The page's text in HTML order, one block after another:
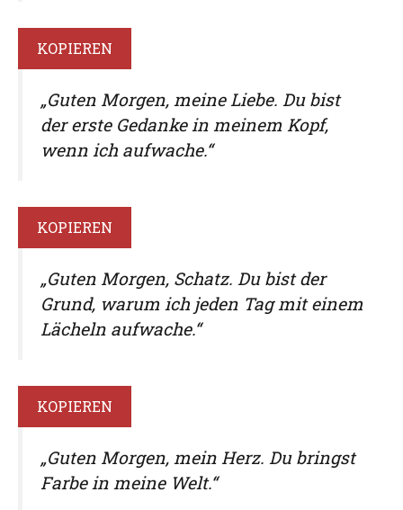
KOPIEREN
„Guten Morgen, meine Liebe. Du bist
der erste Gedanke in meinem Kopf,
wenn ich aufwache.“
KOPIEREN
„Guten Morgen, Schatz. Du bist der
Grund, warum ich jeden Tag mit einem
Lächeln aufwache.“
KOPIEREN
„Guten Morgen, mein Herz. Du bringst
Farbe in meine Welt.“